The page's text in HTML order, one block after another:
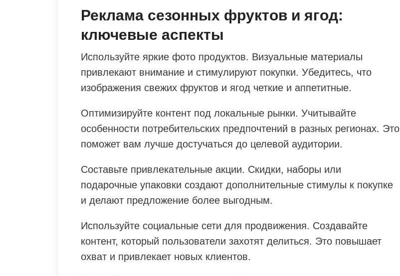
Реклама сезонных фруктов и ягод:
ключевые аспекты
Используйте яркие фото продуктов. Визуальные материалы
привлекают внимание и стимулируют покупки. Убедитесь, что
изображения свежих фруктов и ягод четкие и аппетитные.
Оптимизируйте контент под локальные рынки. Учитывайте
особенности потребительских предпочтений в разных регионах. Это
поможет вам лучше достучаться до целевой аудитории.
Составьте привлекательные акции. Скидки, наборы или
подарочные упаковки создают дополнительные стимулы к покупке
и делают предложение более выгодным.
Используйте социальные сети для продвижения. Создавайте
контент, который пользователи захотят делиться. Это повышает
охват и привлекает новых клиентов.